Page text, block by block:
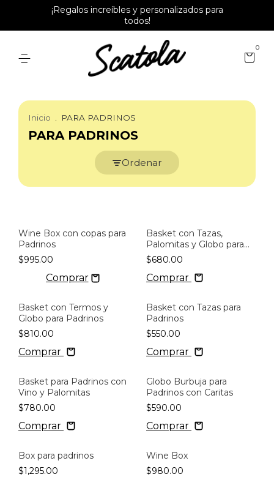
¡Regalos increíbles y personalizados para
todos!
0
Inicio PARA PADRINOS
PARA PADRINOS
Ordenar
Wine Box con copas para
Padrinos
$995.00
Basket con Tazas,
Palomitas y Globo para
Padrinos
$680.00
Comprar
Basket con Termos y
Globo para Padrinos
$810.00
Comprar
Basket con Tazas para
Padrinos
$550.00
Comprar
Basket para Padrinos con
Vino y Palomitas
$780.00
Comprar
Globo Burbuja para
Padrinos con Caritas
$590.00
Comprar
Box para padrinos
$1,295.00
Wine Box
$980.00